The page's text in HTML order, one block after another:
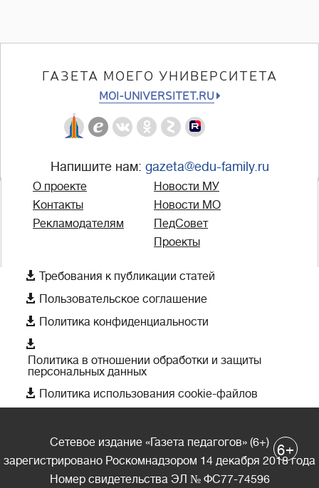
ГАЗЕТА МОЕГО УНИВЕРСИТЕТА
MOI-UNIVERSITET.RU
Напишите нам: gazeta@edu-family.ru
О проекте
Контакты
Рекламодателям
Новости МУ
Новости МО
ПедСовет
Проекты
 Требования к публикации статей
 Пользовательское соглашение
 Политика конфиденциальности

Политика в отношении обработки и защиты
персональных данных
 Политика использования cookie-файлов
Сетевое издание «Газета педагогов» (6+)
зарегистрировано Роскомнадзором 14 декабря 2018 года
Номер свидетельства ЭЛ № ФС77-74596
6+